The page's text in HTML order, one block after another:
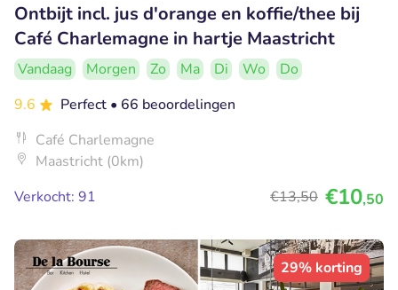
Ontbijt incl. jus d'orange en koffie/thee bij
Café Charlemagne in hartje Maastricht
Vandaag Morgen Zo Ma Di Wo
Do
9.6
Perfect • 66 beoordelingen
Café Charlemagne
Maastricht (0km)
Verkocht: 91
€13,50 €10,50
29% korting